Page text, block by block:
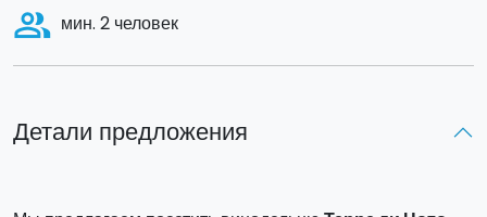
Детали предложения
people_alt мин. 2 человек